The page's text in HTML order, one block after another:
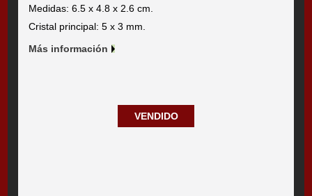
Medidas: 6.5 x 4.8 x 2.6 cm.
Cristal principal: 5 x 3 mm.
Más información
VENDIDO